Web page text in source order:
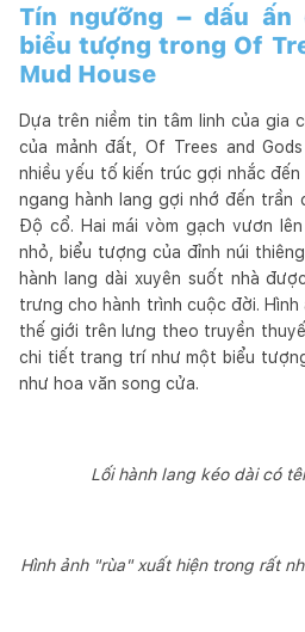
Tín ngưỡng – dấu
biểu tượng trong Of
Mud House
Dựa trên niềm tin tâm linh của gia
của mảnh đất, Of Trees and
nhiều yếu tố kiến trúc gợi nhắc
ngang hành lang gợi nhớ đến trần
Độ cổ. Hai mái vòm gạch vươn lên
nhỏ, biểu tượng của đỉnh núi
hành lang dài xuyên suốt nhà
trưng cho hành trình cuộc đời.
thế giới trên lưng theo truyền
chi tiết trang trí như một biểu
như hoa văn song cửa.
Lối hành lang kéo dài có
Hình ảnh "rùa" xuất hiện trong rất